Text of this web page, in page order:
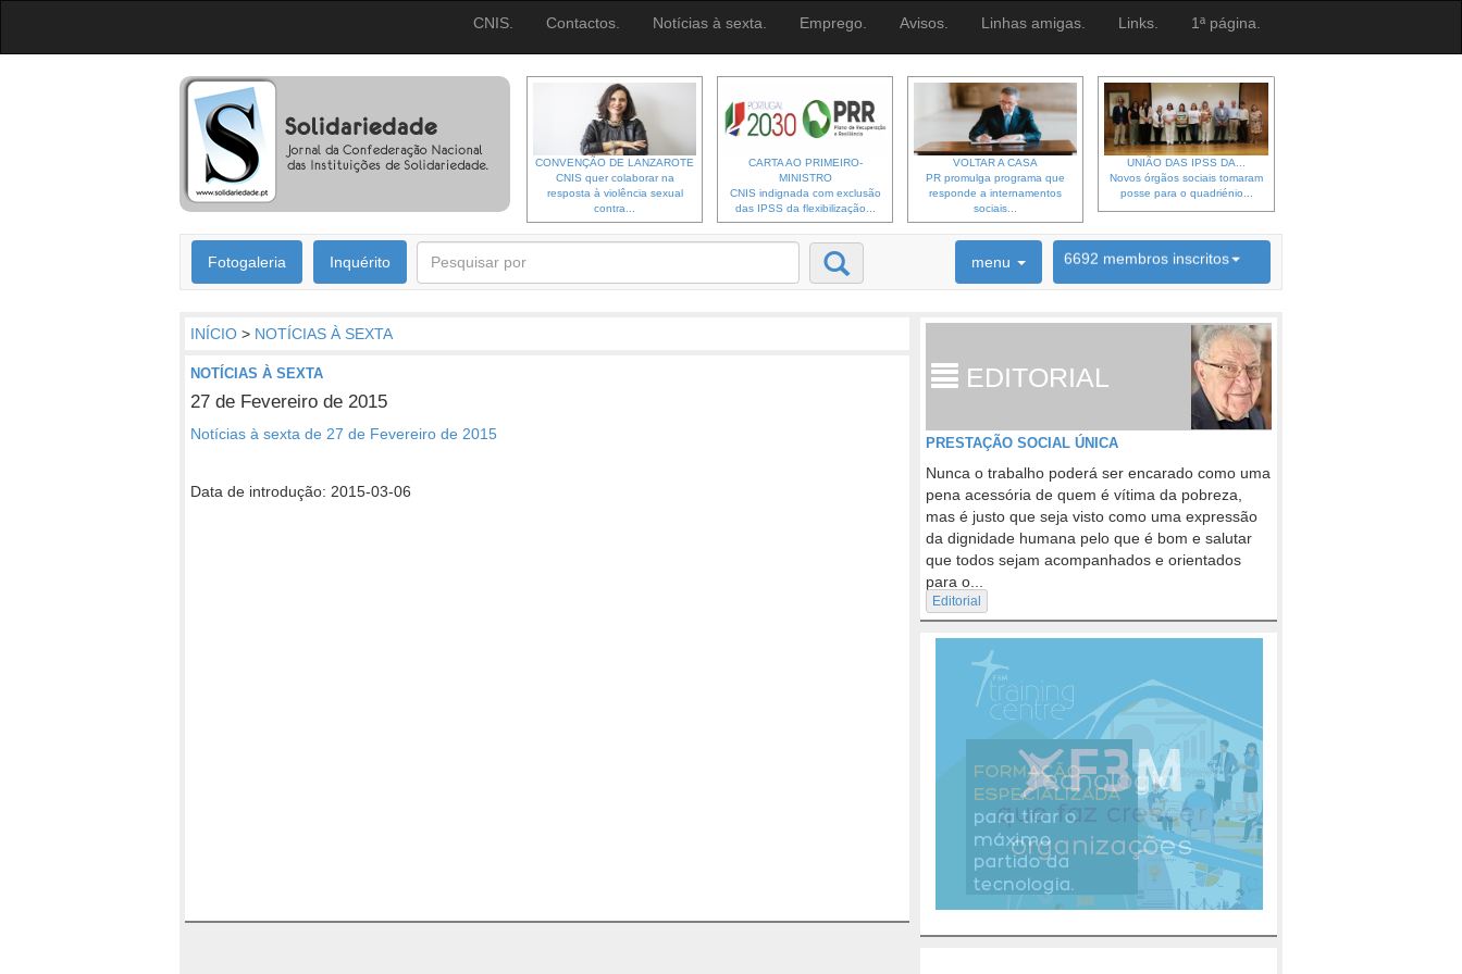
CNIS. Contactos. Notícias à sexta. Emprego. Avisos. Linhas amigas. Links. 1ª página.
CONVENÇÃO DE LANZAROTE
CNIS quer colaborar na
resposta à violência sexual
contra...
CARTA AO PRIMEIRO-
MINISTRO
CNIS indignada com exclusão
das IPSS da flexibilização...
VOLTAR A CASA
PR promulga programa que
responde a internamentos
sociais...
UNIÃO DAS IPSS DA...
Novos órgãos sociais tomaram
posse para o quadriénio...
Fotogaleria Inquérito menu 6692 membros inscritos
INÍCIO > NOTÍCIAS À SEXTA
NOTÍCIAS À SEXTA
27 de Fevereiro de 2015
Notícias à sexta de 27 de Fevereiro de 2015
Data de introdução: 2015-03-06
EDITORIAL
PRESTAÇÃO SOCIAL ÚNICA
Nunca o trabalho poderá ser encarado como uma
pena acessória de quem é vítima da pobreza,
mas é justo que seja visto como uma expressão
da dignidade humana pelo que é bom e salutar
que todos sejam acompanhados e orientados
para o...
Editorial